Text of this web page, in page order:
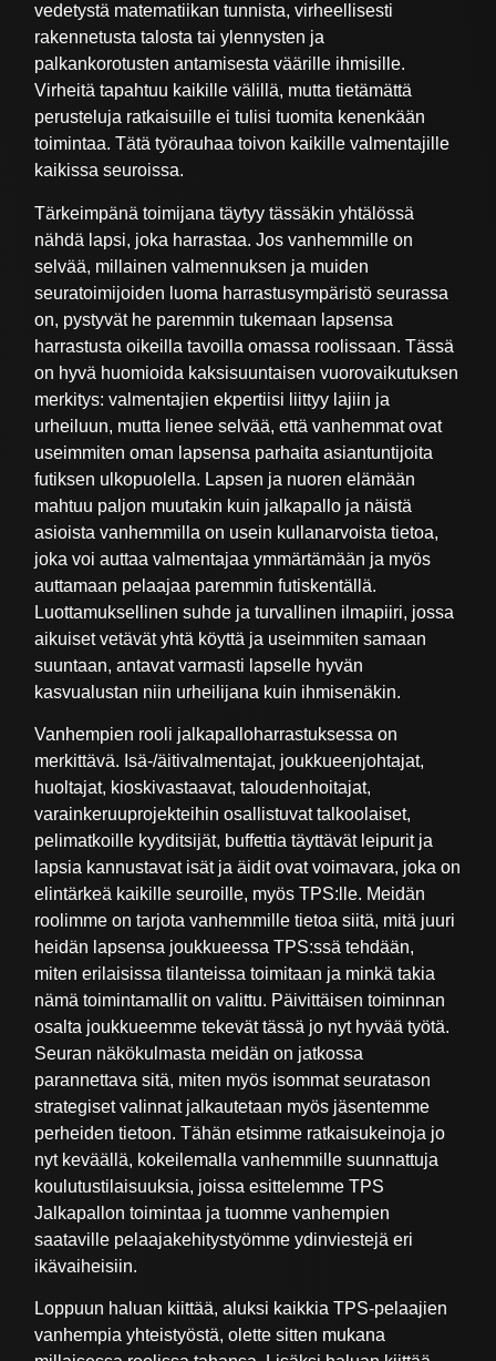
vedetystä matematiikan tunnista, virheellisesti
rakennetusta talosta tai ylennysten ja
palkankorotusten antamisesta väärille ihmisille.
Virheitä tapahtuu kaikille välillä, mutta tietämättä
perusteluja ratkaisuille ei tulisi tuomita kenenkään
toimintaa. Tätä työrauhaa toivon kaikille valmentajille
kaikissa seuroissa.
Tärkeimpänä toimijana täytyy tässäkin yhtälössä
nähdä lapsi, joka harrastaa. Jos vanhemmille on
selvää, millainen valmennuksen ja muiden
seuratoimijoiden luoma harrastusympäristö seurassa
on, pystyvät he paremmin tukemaan lapsensa
harrastusta oikeilla tavoilla omassa roolissaan. Tässä
on hyvä huomioida kaksisuuntaisen vuorovaikutuksen
merkitys: valmentajien ekpertiisi liittyy lajiin ja
urheiluun, mutta lienee selvää, että vanhemmat ovat
useimmiten oman lapsensa parhaita asiantuntijoita
futiksen ulkopuolella. Lapsen ja nuoren elämään
mahtuu paljon muutakin kuin jalkapallo ja näistä
asioista vanhemmilla on usein kullanarvoista tietoa,
joka voi auttaa valmentajaa ymmärtämään ja myös
auttamaan pelaajaa paremmin futiskentällä.
Luottamuksellinen suhde ja turvallinen ilmapiiri, jossa
aikuiset vetävät yhtä köyttä ja useimmiten samaan
suuntaan, antavat varmasti lapselle hyvän
kasvualustan niin urheilijana kuin ihmisenäkin.
Vanhempien rooli jalkapalloharrastuksessa on
merkittävä. Isä-/äitivalmentajat, joukkueenjohtajat,
huoltajat, kioskivastaavat, taloudenhoitajat,
varainkeruuprojekteihin osallistuvat talkoolaiset,
pelimatkoille kyyditsijät, buffettia täyttävät leipurit ja
lapsia kannustavat isät ja äidit ovat voimavara, joka on
elintärkeä kaikille seuroille, myös TPS:lle. Meidän
roolimme on tarjota vanhemmille tietoa siitä, mitä juuri
heidän lapsensa joukkueessa TPS:ssä tehdään,
miten erilaisissa tilanteissa toimitaan ja minkä takia
nämä toimintamallit on valittu. Päivittäisen toiminnan
osalta joukkueemme tekevät tässä jo nyt hyvää työtä.
Seuran näkökulmasta meidän on jatkossa
parannettava sitä, miten myös isommat seuratason
strategiset valinnat jalkautetaan myös jäsentemme
perheiden tietoon. Tähän etsimme ratkaisukeinoja jo
nyt keväällä, kokeilemalla vanhemmille suunnattuja
koulutustilaisuuksia, joissa esittelemme TPS
Jalkapallon toimintaa ja tuomme vanhempien
saataville pelaajakehitystyömme ydinviestejä eri
ikävaiheisiin.
Loppuun haluan kiittää, aluksi kaikkia TPS-pelaajien
vanhempia yhteistyöstä, olette sitten mukana